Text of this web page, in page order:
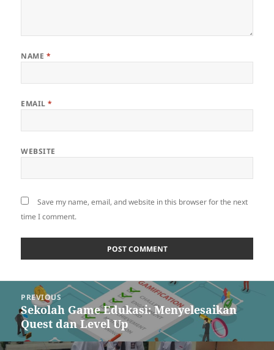
NAME *
EMAIL*
WEBSITE
Save my name, email, and website in this browser for the next
time I comment.
navigation
PREVIOUS
Previous
post:
Sekolah Game Edukasi: Menyelesaikan
Quest dan Level Up